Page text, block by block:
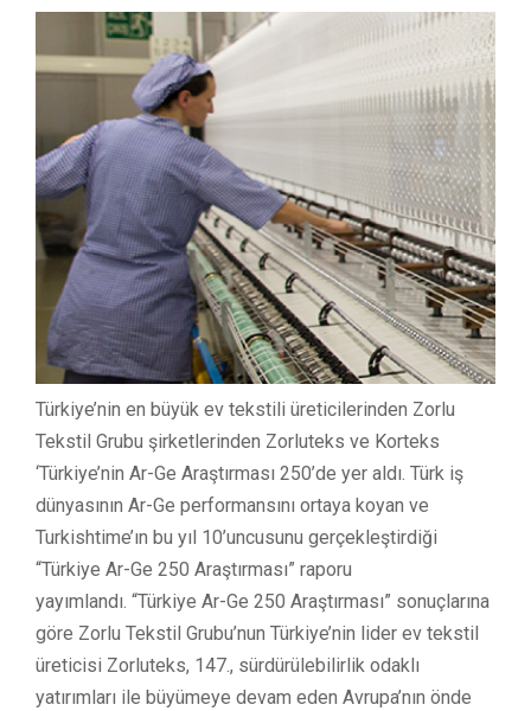
Türkiye’nin en büyük ev tekstili üreticilerinden Zorlu
Tekstil Grubu şirketlerinden Zorluteks ve Korteks
‘Türkiye’nin Ar-Ge Araştırması 250’de yer aldı. Türk iş
dünyasının Ar-Ge performansını ortaya koyan ve
Turkishtime’ın bu yıl 10’uncusunu gerçekleştirdiği
“Türkiye Ar-Ge 250 Araştırması” raporu
yayımlandı. “Türkiye Ar-Ge 250 Araştırması” sonuçlarına
göre Zorlu Tekstil Grubu’nun Türkiye’nin lider ev tekstil
üreticisi Zorluteks, 147., sürdürülebilirlik odaklı
yatırımları ile büyümeye devam eden Avrupa’nın önde